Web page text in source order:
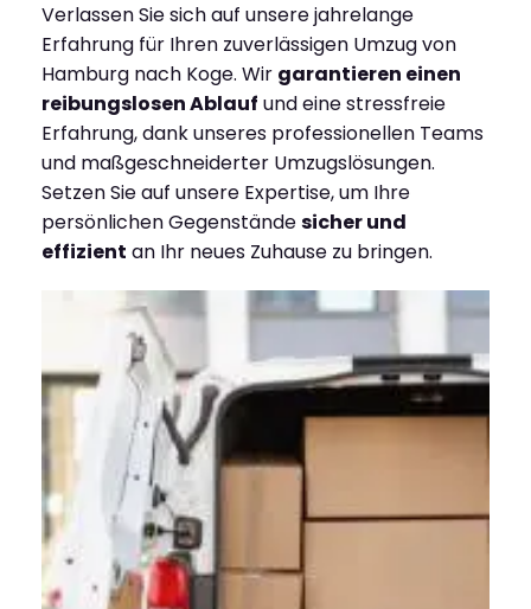
Verlassen Sie sich auf unsere jahrelange
Erfahrung für Ihren zuverlässigen Umzug von
Hamburg nach Koge. Wir garantieren einen
reibungslosen Ablauf und eine stressfreie
Erfahrung, dank unseres professionellen Teams
und maßgeschneiderter Umzugslösungen.
Setzen Sie auf unsere Expertise, um Ihre
persönlichen Gegenständesicher und
effizient an Ihr neues Zuhause zu bringen.